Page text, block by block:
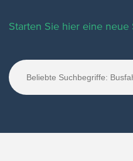
Starten Sie hier eine neue